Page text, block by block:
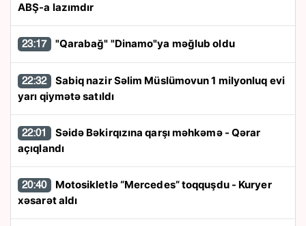
ABŞ-a lazımdır
23:17 "Qarabağ" "Dinamo"ya məğlub oldu
22:32
yarı qiymətə satıldı
22:01
açıqlandı
20:40
xəsarət aldı